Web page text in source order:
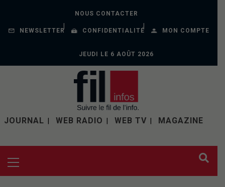
NOUS CONTACTER
NEWSLETTER CONFIDENTIALITÉ MON COMPTE
JEUDI LE 6 AOÛT 2026
JOURNAL WEB RADIO WEB TV MAGAZINE